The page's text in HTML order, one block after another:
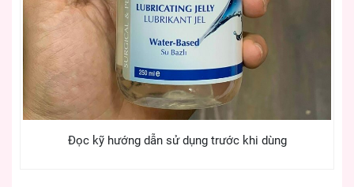
Đọc kỹ hướng dẫn sử dụng trước khi dùng